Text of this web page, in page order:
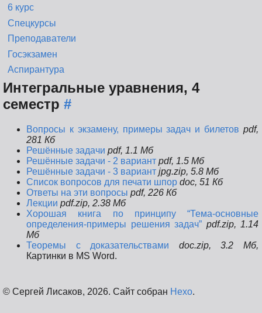
6 курс
Спецкурсы
Преподаватели
Госэкзамен
Аспирантура
Интегральные уравнения, 4
семестр #
Вопросы к экзамену, примеры задач и билетов pdf,
281 Кб
Решённые задачи pdf, 1.1 Мб
Решённые задачи - 2 вариант pdf, 1.5 Мб
Решённые задачи - 3 вариант jpg.zip, 5.8 Мб
Список вопросов для печати шпор doc, 51 Кб
Ответы на эти вопросы pdf, 226 Кб
Лекции pdf.zip, 2.38 Mб
Хорошая книга по принципу “Тема-основные
определения-примеры решения задач” pdf.zip, 1.14
Mб
Теоремы с доказательствами
doc.zip, 3.2 Mб,
Картинки в MS Word.
© Сергей Лисаков, 2026. Сайт собран Hexo.